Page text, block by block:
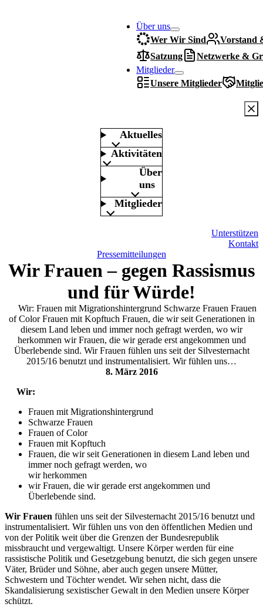
Über uns
Wer Wir Sind
Vorstand
Satzung
Netzwerke &
Mitglieder
Unsere Mitglieder
Aktuelles
Aktivitäten
Über
uns
Mitglieder
Unterstützen
Kontakt
Pressemitteilungen
Wir Frauen – gegen Rassismus
und für Würde!
Wir: Frauen mit Migrationshintergrund Schwarze Frauen Frauen
of Color Frauen mit Kopftuch Frauen, die wir seit Generationen in
diesem Land leben und immer noch gefragt werden, wo wir
herkommen wir Frauen, die wir gerade erst angekommen und
Überlebende sind. Wir Frauen fühlen uns seit der Silvesternacht
2015/16 benutzt und instrumentalisiert. Wir fühlen uns…
8. März 2016
Wir:
Frauen mit Migrationshintergrund
Schwarze Frauen
Frauen of Color
Frauen mit Kopftuch
Frauen, die wir seit Generationen in diesem Land leben und
immer noch gefragt werden, wo
wir herkommen
wir Frauen, die wir gerade erst angekommen und
Überlebende sind.
Wir Frauen fühlen uns seit der Silvesternacht 2015/16 benutzt und
instrumentalisiert. Wir fühlen uns von den öffentlichen Medien und
von der Politik weit über die Grenzen der Bundesrepublik
missbraucht und vergewaltigt. Unsere Körper werden für eine
rassistische Politik und Gesetzgebung benutzt, die sich gegen unsere
Väter, Brüder und Söhne, aber auch gegen unsere Mütter,
Schwestern und Töchter wendet. Wir sehen nicht, dass die
Skandalisierung sexistischer Gewalt in den Medien unsere Körper
schützt.